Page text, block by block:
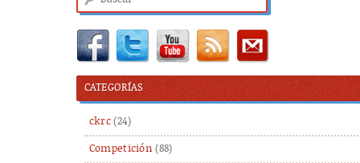
CATEGORÍAS
ckrc(24)
Competición (88)